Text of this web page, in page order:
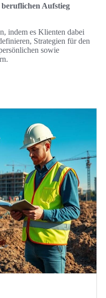
Aufstieg
indem es Klienten dabei
Strategien für den
sowie